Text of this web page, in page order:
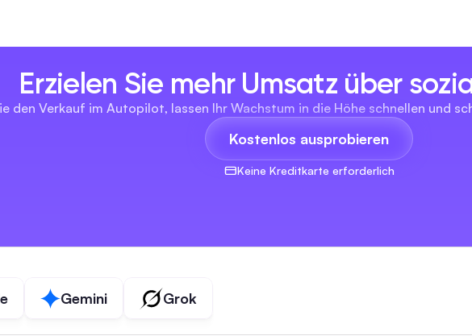
Gemini Grok
Erzielen Sie mehr Umsatz über
den Verkauf im Autopilot, lassen Ihr Wachstum in die Höhe schnellen und
Kostenlos ausprobieren
Keine Kreditkarte erforderlich